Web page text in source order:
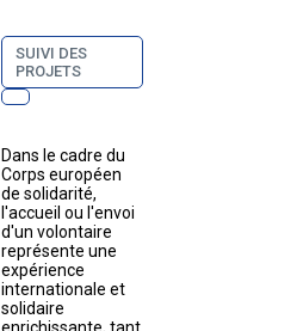
SUIVI DES
PROJETS
Dans le cadre du
Corps européen
de solidarité,
l'accueil ou l'envoi
d'un volontaire
représente une
expérience
internationale et
solidaire